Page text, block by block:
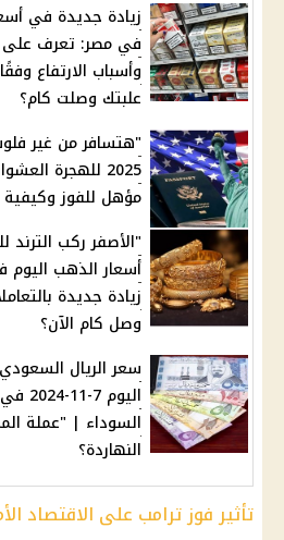
زيادة جديدة في
في مصر: تعرف على
وأسباب الارتفاع
علبتك وصلت كام؟
"هتسافر من غير
2025 للهجرة
مؤهل للفوز وكيفية
"الأصفر ركب الترند
زيادة جديدة
وصل كام الآن؟
سعر الريال
السوداء | "عملة
النهاردة؟
تأثير فوز ترامب على الاقتصاد